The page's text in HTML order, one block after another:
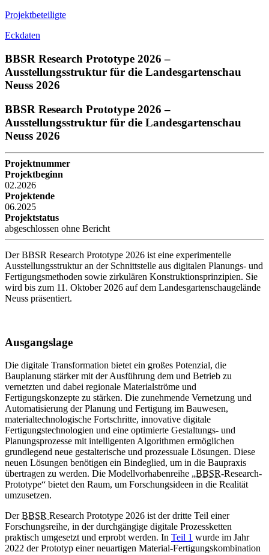
Projektbeteiligte
Eckdaten
BBSR Research Prototype 2026 –
Ausstellungsstruktur für die Landesgartenschau
Neuss 2026
BBSR Research Prototype 2026 –
Ausstellungsstruktur für die Landesgartenschau
Neuss 2026
Projektnummer
Projektbeginn
02.2026
Projektende
06.2025
Projektstatus
abgeschlossen ohne Bericht
Der BBSR Research Prototype 2026 ist eine experimentelle
Ausstellungsstruktur an der Schnittstelle aus digitalen Planungs- und
Fertigungsmethoden sowie zirkulären Konstruktionsprinzipien. Sie
wird bis zum 11. Oktober 2026 auf dem Landesgartenschaugelände
Neuss präsentiert.
Ausgangslage
Die digitale Transformation bietet ein großes Potenzial, die
Bauplanung stärker mit der Ausführung dem und Betrieb zu
vernetzten und dabei regionale Materialströme und
Fertigungskonzepte zu stärken. Die zunehmende Vernetzung und
Automatisierung der Planung und Fertigung im Bauwesen,
materialtechnologische Fortschritte, innovative digitale
Fertigungstechnologien und eine optimierte Gestaltungs- und
Planungsprozesse mit intelligenten Algorithmen ermöglichen
grundlegend neue gestalterische und prozessuale Lösungen. Diese
neuen Lösungen benötigen ein Bindeglied, um in die Baupraxis
übertragen zu werden. Die Modellvorhabenreihe „BBSR-Research-
Prototype“ bietet den Raum, um Forschungsideen in die Realität
umzusetzen.
DerBBSR Research Prototype 2026 ist der dritte Teil einer
Forschungsreihe, in der durchgängige digitale Prozessketten
praktisch umgesetzt und erprobt werden. In Teil 1 wurde im Jahr
2022 der Prototyp einer neuartigen Material-Fertigungskombination